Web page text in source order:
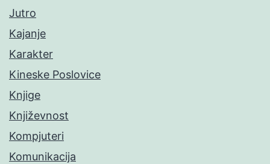
Jutro
Kajanje
Karakter
Kineske Poslovice
Knjige
Književnost
Kompjuteri
Komunikacija